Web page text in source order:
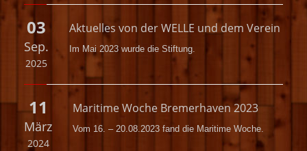
03
Sep.
2025
Aktuelles von der WELLE und dem Verein
Im Mai 2023 wurde die Stiftung.
11
März
2024
Maritime Woche Bremerhaven 2023
Vom 16. – 20.08.2023 fand die Maritime Woche.